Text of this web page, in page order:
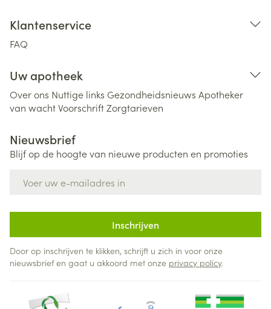
Klantenservice
FAQ
Uw apotheek
Over ons Nuttige links Gezondheidsnieuws Apotheker
van wachtVoorschriftZorgtarieven
Nieuwsbrief
Blijf op de hoogte van nieuwe producten en promoties
Inschrijven
Door op inschrijven te klikken, schrijft u zich in voor onze
nieuwsbrief en gaat u akkoord met onze privacy policy.